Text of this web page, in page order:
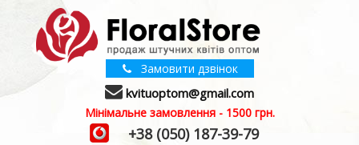
Замовити дзвінок
kvituoptom@gmail.com
Мінімальне замовлення - 1500 грн.
+38 (050) 187-39-79